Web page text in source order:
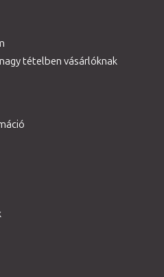
tételben vásárlóknak